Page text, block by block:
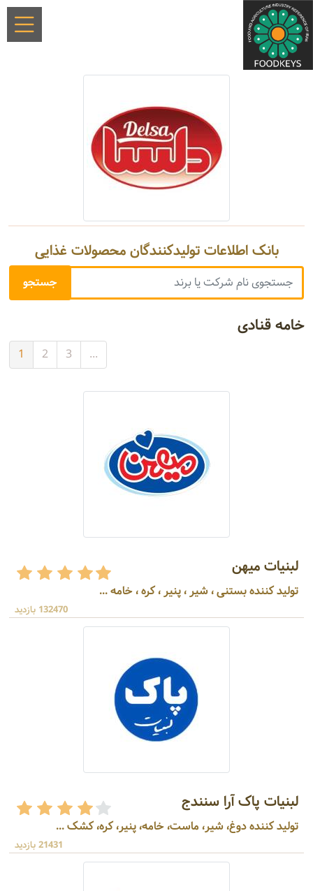
بانک اطلاعات تولیدکنندگان محصولات غذایی
خامه قنادی
1 2 3 ...
لبنیات میهن
تولید کننده بستنی ، شیر ، پنیر ، کره ، خامه ...
132470 بازدید
لبنیات پاک آرا سنندج
تولید کننده دوغ، شیر، ماست، خامه، پنیر، کره، کشک ...
21431 بازدید